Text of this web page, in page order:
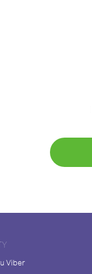
Viber